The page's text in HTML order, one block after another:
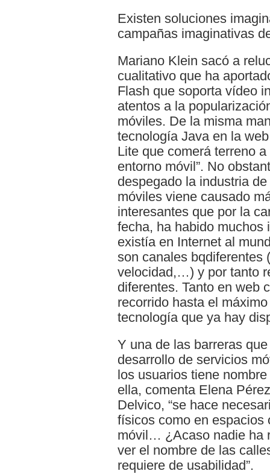
Existen soluciones
campañas imaginativas
Mariano Klein sacó a
cualitativo que ha
Flash que soporta vídeo
atentos a la
móviles. De la misma
tecnología Java en la
Lite que comerá terreno
entorno móvil”. No
despegado la industria
móviles viene causado
interesantes que por la
fecha, ha habido muchos
existía en Internet al
son canales bqdiferentes
velocidad,…) y por tanto
diferentes. Tanto en web
recorrido hasta el
tecnología que ya hay
Y una de las barreras
desarrollo de servicios
los usuarios tiene
ella, comenta Elena
Delvico, “se hace
físicos como en espacios
móvil… ¿Acaso nadie ha
ver el nombre de las
requiere de usabilidad”.